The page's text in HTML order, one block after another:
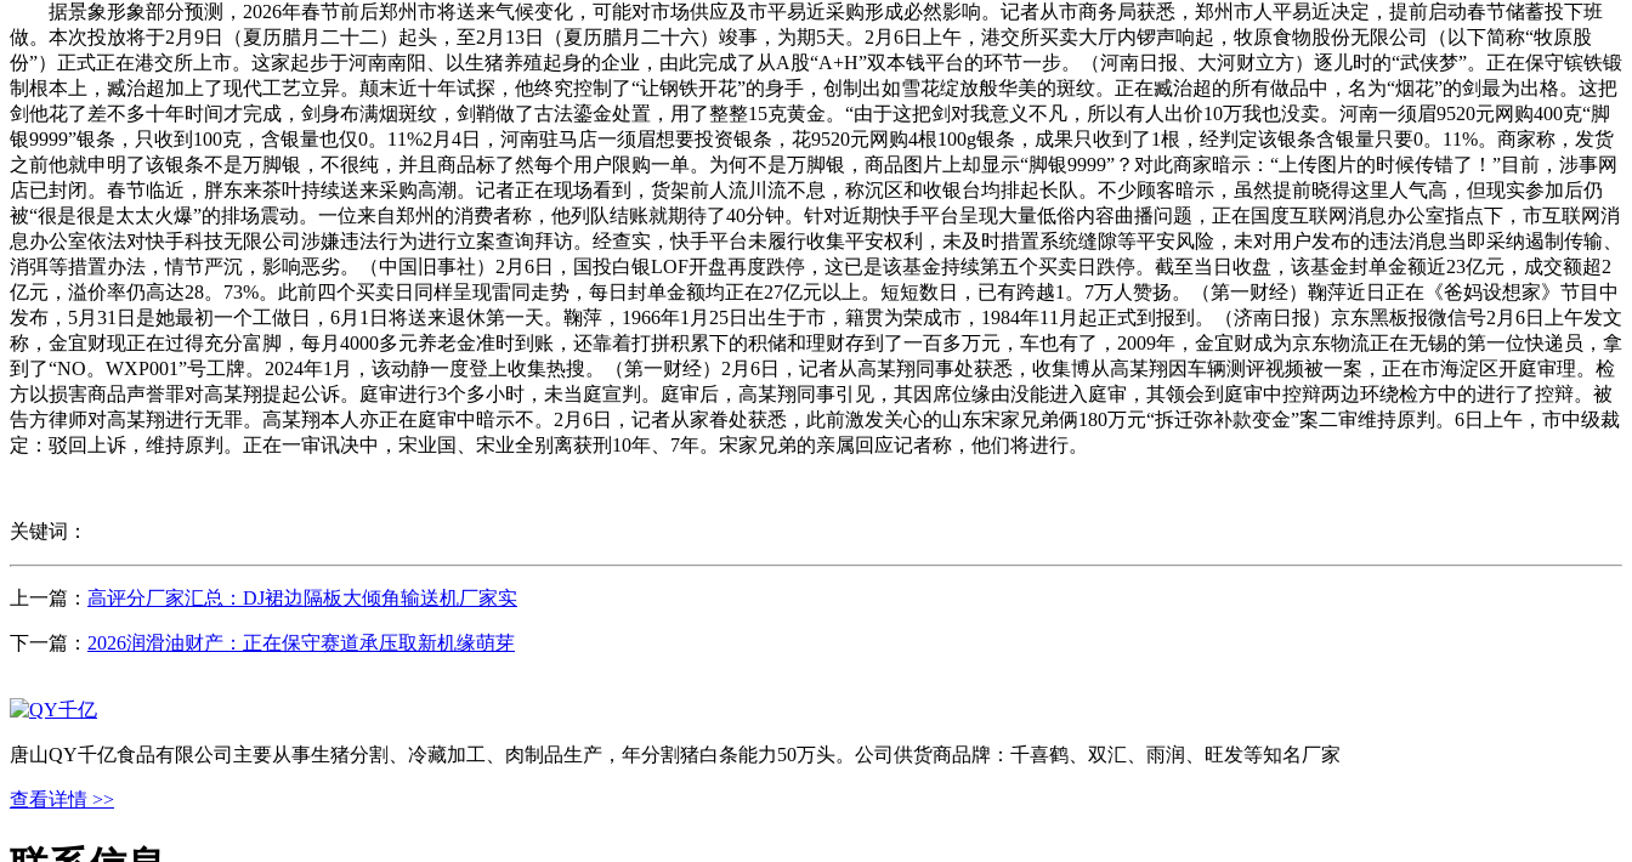
据景象形象部分预测，2026年春节前后郑州市将送来气候变化，可能对市场供应及市平易近采购形成必然影响。记者从市商务局获悉，郑州市人平易近决定，提前启动春节储蓄投下班
做。本次投放将于2月9日（夏历腊月二十二）起头，至2月13日（夏历腊月二十六）竣事，为期5天。2月6日上午，港交所买卖大厅内锣声响起，牧原食物股份无限公司（以下简称“牧原股
份”）正式正在港交所上市。这家起步于河南南阳、以生猪养殖起身的企业，由此完成了从A股“A+H”双本钱平台的环节一步。（河南日报、大河财立方）逐儿时的“武侠梦”。正在保守镔铁锻
制根本上，臧治超加上了现代工艺立异。颠末近十年试探，他终究控制了“让钢铁开花”的身手，创制出如雪花绽放般华美的斑纹。正在臧治超的所有做品中，名为“烟花”的剑最为出格。这把
剑他花了差不多十年时间才完成，剑身布满烟斑纹，剑鞘做了古法鎏金处置，用了整整15克黄金。“由于这把剑对我意义不凡，所以有人出价10万我也没卖。河南一须眉9520元网购400克“脚
银9999”银条，只收到100克，含银量也仅0。11%2月4日，河南驻马店一须眉想要投资银条，花9520元网购4根100g银条，成果只收到了1根，经判定该银条含银量只要0。11%。商家称，发货
之前他就申明了该银条不是万脚银，不很纯，并且商品标了然每个用户限购一单。为何不是万脚银，商品图片上却显示“脚银9999”？对此商家暗示：“上传图片的时候传错了！”目前，涉事网
店已封闭。春节临近，胖东来茶叶持续送来采购高潮。记者正在现场看到，货架前人流川流不息，称沉区和收银台均排起长队。不少顾客暗示，虽然提前晓得这里人气高，但现实参加后仍
被“很是很是太太火爆”的排场震动。一位来自郑州的消费者称，他列队结账就期待了40分钟。针对近期快手平台呈现大量低俗内容曲播问题，正在国度互联网消息办公室指点下，市互联网消
息办公室依法对快手科技无限公司涉嫌违法行为进行立案查询拜访。经查实，快手平台未履行收集平安权利，未及时措置系统缝隙等平安风险，未对用户发布的违法消息当即采纳遏制传输、
消弭等措置办法，情节严沉，影响恶劣。（中国旧事社）2月6日，国投白银LOF开盘再度跌停，这已是该基金持续第五个买卖日跌停。截至当日收盘，该基金封单金额近23亿元，成交额超2
亿元，溢价率仍高达28。73%。此前四个买卖日同样呈现雷同走势，每日封单金额均正在27亿元以上。短短数日，已有跨越1。7万人赞扬。（第一财经）鞠萍近日正在《爸妈设想家》节目中
发布，5月31日是她最初一个工做日，6月1日将送来退休第一天。鞠萍，1966年1月25日出生于市，籍贯为荣成市，1984年11月起正式到报到。（济南日报）京东黑板报微信号2月6日上午发文
称，金宜财现正在过得充分富脚，每月4000多元养老金准时到账，还靠着打拼积累下的积储和理财存到了一百多万元，车也有了，2009年，金宜财成为京东物流正在无锡的第一位快递员，拿
到了“NO。WXP001”号工牌。2024年1月，该动静一度登上收集热搜。（第一财经）2月6日，记者从高某翔同事处获悉，收集博从高某翔因车辆测评视频被一案，正在市海淀区开庭审理。检
方以损害商品声誉罪对高某翔提起公诉。庭审进行3个多小时，未当庭宣判。庭审后，高某翔同事引见，其因席位缘由没能进入庭审，其领会到庭审中控辩两边环绕检方中的进行了控辩。被
告方律师对高某翔进行无罪。高某翔本人亦正在庭审中暗示不。2月6日，记者从家眷处获悉，此前激发关心的山东宋家兄弟俩180万元“拆迁弥补款变金”案二审维持原判。6日上午，市中级裁
定：驳回上诉，维持原判。正在一审讯决中，宋业国、宋业全别离获刑10年、7年。宋家兄弟的亲属回应记者称，他们将进行。
关键词：
上一篇： 高评分厂家汇总：DJ裙边隔板大倾角输送机厂家实
下一篇： 2026润滑油财产：正在保守赛道承压取新机缘萌芽
唐山QY千亿食品有限公司主要从事生猪分割、冷藏加工、肉制品生产，年分割猪白条能力50万头。公司供货商品牌：千喜鹤、双汇、雨润、旺发等知名厂家
查看详情 >>